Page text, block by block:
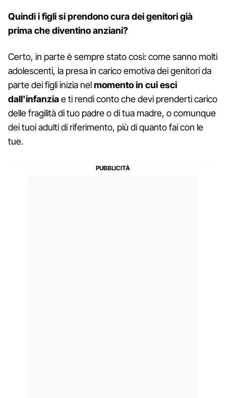
Quindi i figli si prendono cura dei genitori già
prima che diventino anziani?
Certo, in parte è sempre stato così: come sanno molti
adolescenti, la presa in carico emotiva dei genitori da
parte dei figli inizia nelmomento in cui esci
dall'infanziae ti rendi conto che devi prenderti carico
delle fragilità di tuo padre o di tua madre, o comunque
dei tuoi adulti di riferimento, più di quanto fai con le
tue.